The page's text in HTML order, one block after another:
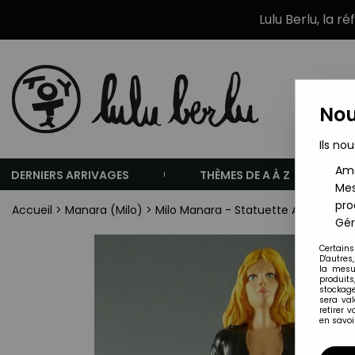
Lulu Berlu, la
DERNIERS ARRIVAGES THÈMES DE A À Z
Accueil > Manara (Milo) > Milo Manara - Statuette Altaya N°
Ils
la
sera
retirer
en